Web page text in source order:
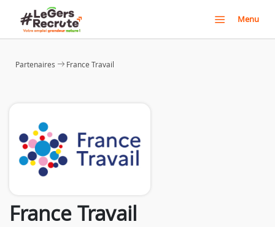
Menu
Partenaires France Travail
France Travail